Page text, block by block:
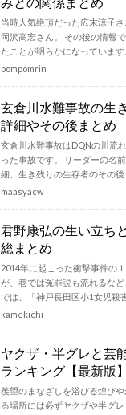
当時人気絶頂だった広末涼子
岡沢高宏さん。 その後の情報
たことが明らかになっていま
pompomrin
玄倉川水難事故の生
詳細やその後まとめ
玄倉川水難事故はDQNの川流
った事故です。 リーダーの名
細、生き残りの生存者のその
maasyacw
君野康弘の生い立ち
総まとめ
2014年に起こった衝撃事件の
が、巷では冤罪説も流れるな
では、「神戸長田区小1女児殺
kamekichi
ヤクザ・半グレと芸
ランキング【最新版】
羨望のまなざしを浴びる煌び
る場所には必ずヤクザや半グ